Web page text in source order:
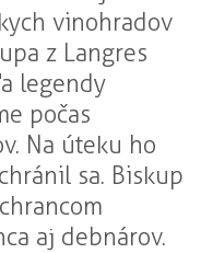
vinohradov
z Langres
legendy
počas
Na úteku ho
sa. Biskup
aj debnárov.